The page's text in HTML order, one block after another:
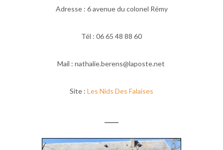
Adresse : 6 avenue du colonel Rémy
Tél : 06 65 48 88 60
Mail : nathalie.berens@laposte.net
Site : Les Nids Des Falaises